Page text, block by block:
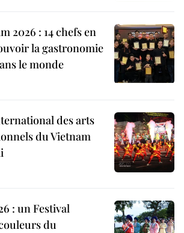
2026 : 14 chefs en
la gastronomie
le monde
des arts
du Vietnam
: un Festival
du